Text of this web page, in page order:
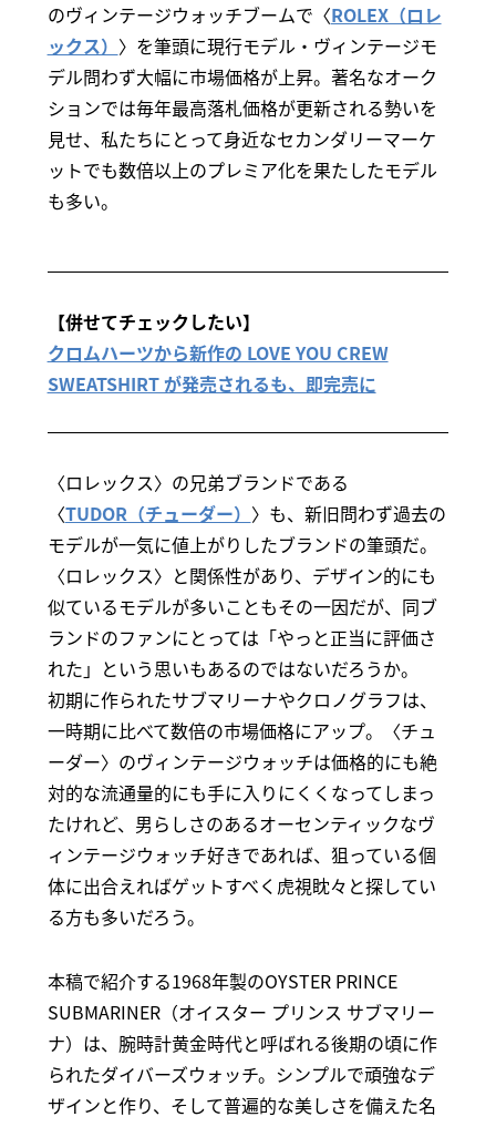
のヴィンテージウォッチブームで〈ROLEX（ロレ
ックス） 〉を筆頭に現行モデル・ヴィンテージモ
デル問わず大幅に市場価格が上昇。著名なオーク
ションでは毎年最高落札価格が更新される勢いを
見せ、私たちにとって身近なセカンダリーマーケ
ットでも数倍以上のプレミア化を果たしたモデル
も多い。
【併せてチェックしたい】
クロムハーツから新作の LOVE YOU CREW
SWEATSHIRT が発売されるも、即完売に
〈ロレックス〉の兄弟ブランドである
〈TUDOR（チューダー） 〉も、新旧問わず過去の
モデルが一気に値上がりしたブランドの筆頭だ。
〈ロレックス〉と関係性があり、デザイン的にも
似ているモデルが多いこともその一因だが、同ブ
ランドのファンにとっては「やっと正当に評価さ
れた」という思いもあるのではないだろうか。
初期に作られたサブマリーナやクロノグラフは、
一時期に比べて数倍の市場価格にアップ。〈チュ
ーダー〉のヴィンテージウォッチは価格的にも絶
対的な流通量的にも手に入りにくくなってしまっ
たけれど、男らしさのあるオーセンティックなヴ
ィンテージウォッチ好きであれば、狙っている個
体に出合えればゲットすべく虎視眈々と探してい
る方も多いだろう。
本稿で紹介する1968年製のOYSTER PRINCE
SUBMARINER（オイスター プリンス サブマリー
ナ）は、腕時計黄金時代と呼ばれる後期の頃に作
られたダイバーズウォッチ。シンプルで頑強なデ
ザインと作り、そして普遍的な美しさを備えた名